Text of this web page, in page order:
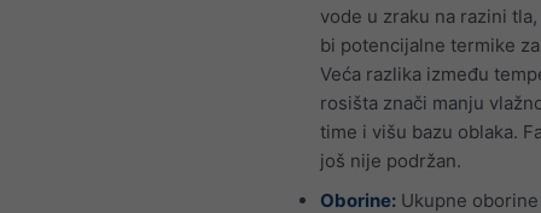
vode u zraku na razini
bi potencijalne termike
Veća razlika između
rosišta znači manju
time i višu bazu oblaka.
još nije podržan.
Oborine: Ukupne